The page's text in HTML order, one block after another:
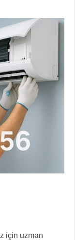
için uzman